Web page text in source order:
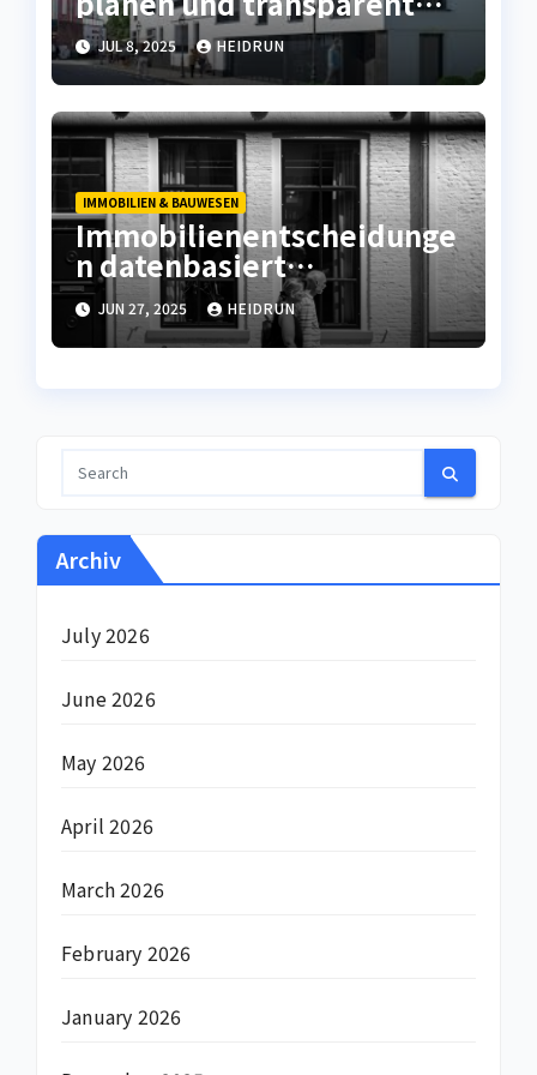
umsetzen
JUL 8, 2025 HEIDRUN
IMMOBILIEN & BAUWESEN
Immobilienentscheidunge
n datenbasiert
vorbereiten
JUN 27, 2025 HEIDRUN
Archiv
July 2026
June 2026
May 2026
April 2026
March 2026
February 2026
January 2026